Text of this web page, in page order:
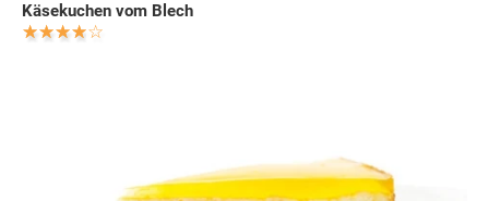
Käsekuchen vom Blech